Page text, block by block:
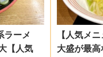
ラーメ
【人気
【人気メ
大盛が最高